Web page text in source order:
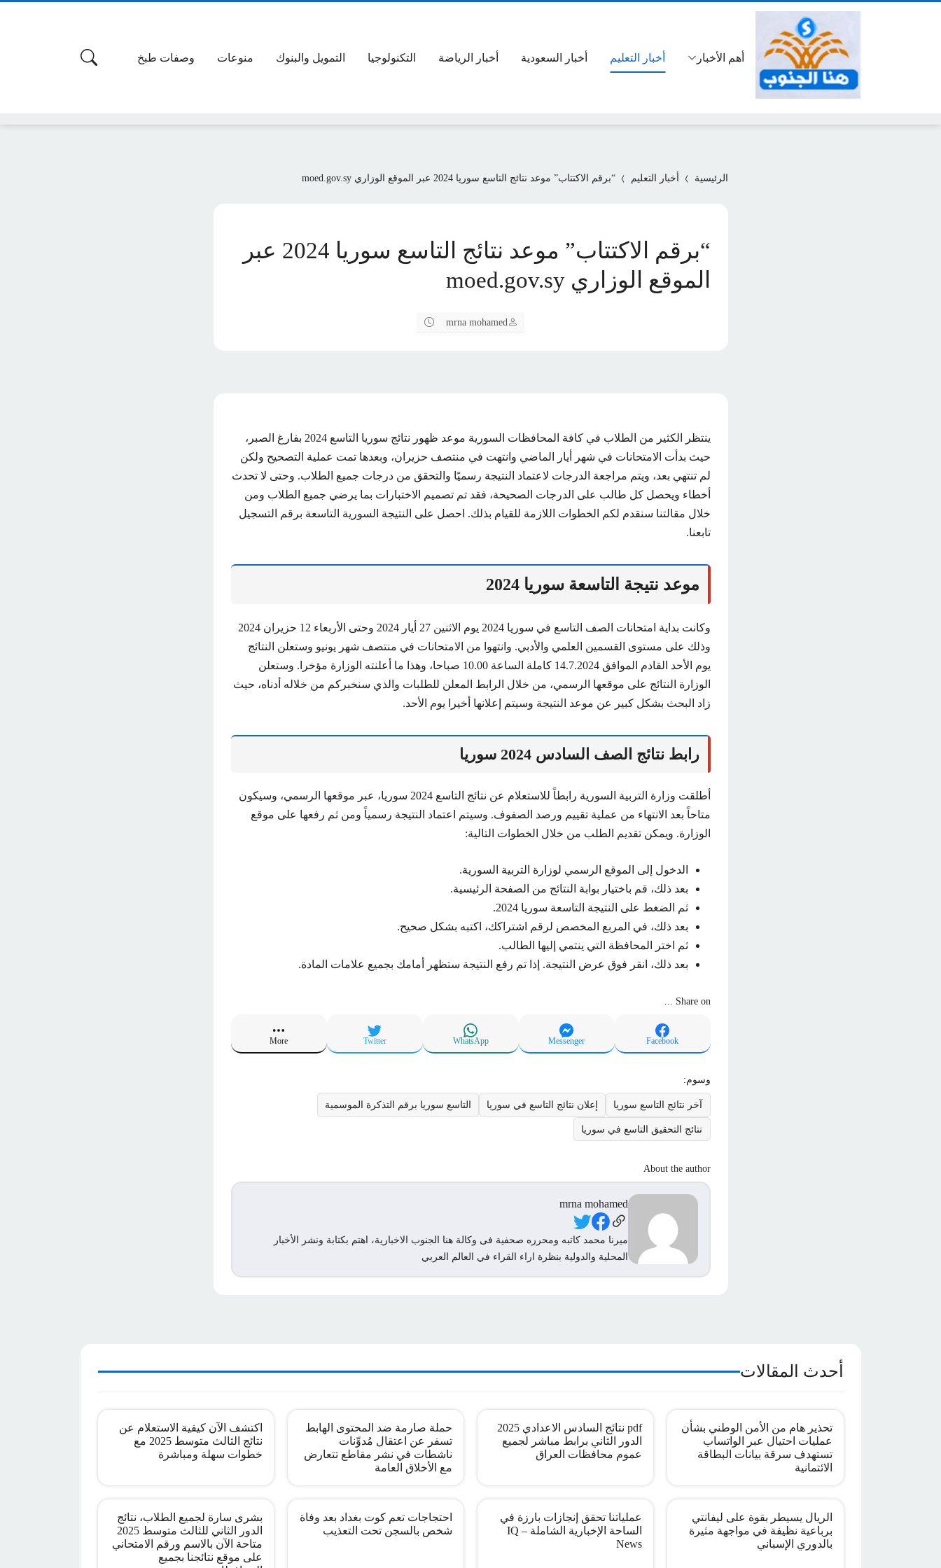
أهم الأخبار أخبار التعليم أخبار السعودية أخبار الرياضة التكنولوجيا التمويل والبنوك منوعات وصفات طبخ
الرئيسية أخبار التعليم “برقم الاكتتاب” موعد نتائج التاسع سوريا 2024 عبر الموقع الوزاري moed.gov.sy
“برقم الاكتتاب” موعد نتائج التاسع سوريا 2024 عبر
الموقع الوزاري moed.gov.sy
mrna mohamed
ينتظر الكثير من الطلاب في كافة المحافظات السورية موعد ظهور نتائج سوريا التاسع 2024 بفارغ الصبر،
حيث بدأت الامتحانات في شهر أيار الماضي وانتهت في منتصف حزيران، وبعدها تمت عملية التصحيح ولكن
لم تنتهي بعد، ويتم مراجعة الدرجات لاعتماد النتيجة رسميًا والتحقق من درجات جميع الطلاب. وحتى لا تحدث
أخطاء ويحصل كل طالب على الدرجات الصحيحة، فقد تم تصميم الاختبارات بما يرضي جميع الطلاب ومن
خلال مقالتنا سنقدم لكم الخطوات اللازمة للقيام بذلك. احصل على النتيجة السورية التاسعة برقم التسجيل
تابعنا.
موعد نتيجة التاسعة سوريا 2024
وكانت بداية امتحانات الصف التاسع في سوريا 2024 يوم الاثنين 27 أيار 2024 وحتى الأربعاء 12 حزيران 2024
وذلك على مستوى القسمين العلمي والأدبي. وانتهوا من الامتحانات في منتصف شهر يونيو وستعلن النتائج
يوم الأحد القادم الموافق 14.7.2024 كاملة الساعة 10.00 صباحا، وهذا ما أعلنته الوزارة مؤخرا. وستعلن
الوزارة النتائج على موقعها الرسمي، من خلال الرابط المعلن للطلبات والذي سنخبركم من خلاله أدناه، حيث
زاد البحث بشكل كبير عن موعد النتيجة وسيتم إعلانها أخيرا يوم الأحد.
رابط نتائج الصف السادس 2024 سوريا
أطلقت وزارة التربية السورية رابطاً للاستعلام عن نتائج التاسع 2024 سوريا، عبر موقعها الرسمي، وسيكون
متاحاً بعد الانتهاء من عملية تقييم ورصد الصفوف. وسيتم اعتماد النتيجة رسمياً ومن ثم رفعها على موقع
الوزارة. ويمكن تقديم الطلب من خلال الخطوات التالية:
الدخول إلى الموقع الرسمي لوزارة التربية السورية.
بعد ذلك، قم باختيار بوابة النتائج من الصفحة الرئيسية.
ثم الضغط على النتيجة التاسعة سوريا 2024.
بعد ذلك، في المربع المخصص لرقم اشتراكك، اكتبه بشكل صحيح.
ثم اختر المحافظة التي ينتمي إليها الطالب.
بعد ذلك، انقر فوق عرض النتيجة. إذا تم رفع النتيجة ستظهر أمامك بجميع علامات المادة.
Share on ...
Facebook
Messenger
WhatsApp
Twitter
More
وسوم:
آخر نتائج التاسع سوريا إعلان نتائج التاسع في سوريا التاسع سوريا برقم التذكرة الموسمية
نتائج التحقيق التاسع في سوريا
About the author
mrna mohamed
Social Links
ميرنا محمد كاتبه ومحرره صحفية فى وكالة هنا الجنوب الاخبارية، اهتم بكتابة ونشر الأخبار
المحلية والدولية بنظرة اراء القراء في العالم العربي
أحدث المقالات
تحذير هام من الأمن الوطني بشأن
عمليات احتيال عبر الواتساب
تستهدف سرقة بيانات البطاقة
الائتمانية
pdf نتائج السادس الاعدادي 2025
الدور الثاني برابط مباشر لجميع
عموم محافظات العراق
حملة صارمة ضد المحتوى الهابط
تسفر عن اعتقال مُدوِّنات
ناشطات في نشر مقاطع تتعارض
مع الأخلاق العامة
اكتشف الآن كيفية الاستعلام عن
نتائج الثالث متوسط 2025 مع
خطوات سهلة ومباشرة
الريال يسيطر بقوة على ليفانتي
برباعية نظيفة في مواجهة مثيرة
بالدوري الإسباني
عملياتنا تحقق إنجازات بارزة في
الساحة الإخبارية الشاملة – IQ
News
احتجاجات تعم كوت بغداد بعد وفاة
شخص بالسجن تحت التعذيب
بشرى سارة لجميع الطلاب، نتائج
الدور الثاني للثالث متوسط 2025
متاحة الآن بالاسم ورقم الامتحاني
على موقع نتائجنا بجميع